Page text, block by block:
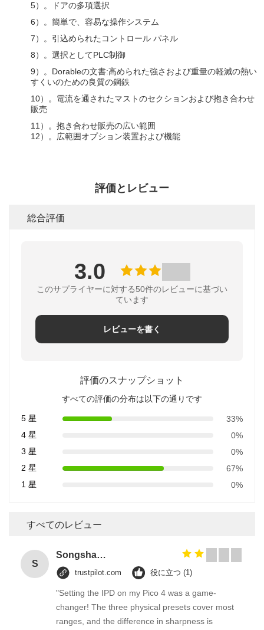
5）。ドアの多項選択
6）。簡単で、容易な操作システム
7）。引込められたコントロール パネル
8）。選択としてPLC制御
9）。Dorableの文書:高められた強さおよび重量の軽減の熱い
すくいのための良質の鋼鉄
10）。電流を通されたマストのセクションおよび抱き合わせ
販売
11）。抱き合わせ販売の広い範囲
12）。広範囲オプション装置および機能
評価とレビュー
総合評価
3.0
このサプライヤーに対する50件のレビューに基づい
ています
レビューを書く
評価のスナップショット
すべての評価の分布は以下の通りです
5 星
33%
4 星
0%
3 星
0%
2 星
67%
1 星
0%
すべてのレビュー
S
Songshang
trustpilot.com 役に立つ (1)
"Setting the IPD on my Pico 4 was a game-
changer! The three physical presets cover most
ranges, and the difference in sharpness is